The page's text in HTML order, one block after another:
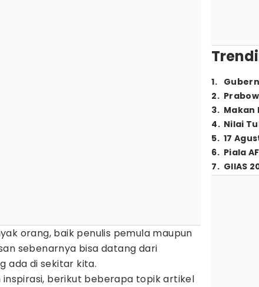
orang, baik penulis pemula maupun
sebenarnya bisa datang dari
ada di sekitar kita.
inspirasi, berikut beberapa topik artikel
1.
2.
3. Makan
4. Nilai
5. 17
6. Piala
7. GIIAS